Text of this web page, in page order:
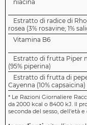
niacina
Estratto di radice di
rosea (3% rosavine; 1%
Vitamina B6
Estratto di frutta Piper
(95% piperina)
Estratto di frutta di
Cayenna (10% capsaicina)
* Le Razioni Giornaliere
da 2000 kcal o 8400 kJ. Il
seconda del sesso, dell'età